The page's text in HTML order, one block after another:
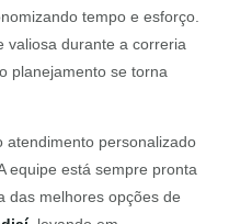
tempo e esforço.
valiosa durante a correria
planejamento se torna
atendimento personalizado
equipe está sempre pronta
das melhores opções de